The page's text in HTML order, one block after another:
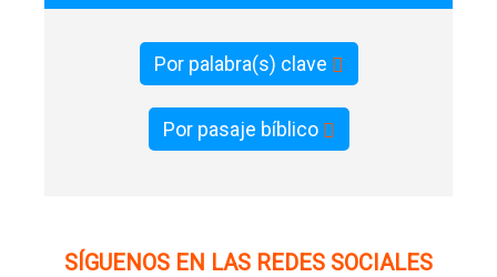
Por palabra(s) clave
Por pasaje bíblico
SÍGUENOS EN LAS REDES SOCIALES